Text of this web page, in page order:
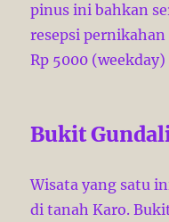
pinus ini bahkan
resepsi
Rp 5000
Bukit
Wisata yang satu
di tanah Karo.